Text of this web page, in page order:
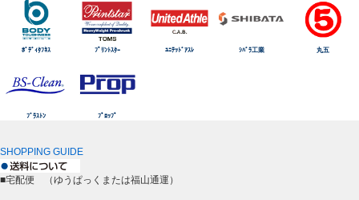
ﾎﾞﾃﾞｨﾀﾌﾈｽ ﾌﾟﾘﾝﾄｽﾀｰ ﾕﾆﾃｯﾄﾞｱｽﾚ ｼﾊﾞﾗ工業 丸五
ﾌﾞﾗｽﾄﾝ ﾌﾟﾛｯﾌﾟ
SHOPPING GUIDE
■宅配便 （ゆうぱっくまたは福山通運）